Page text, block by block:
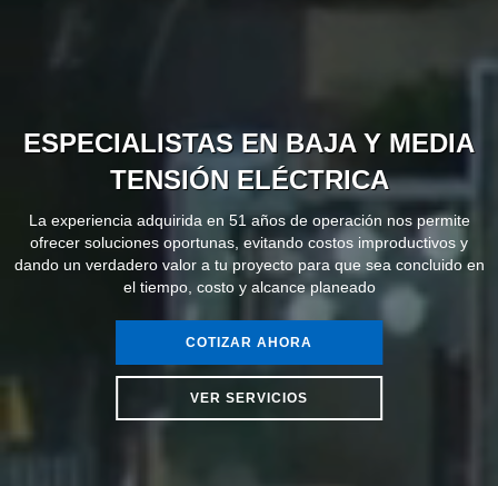
ESPECIALISTAS EN BAJA Y MEDIA
TENSIÓN ELÉCTRICA
La experiencia adquirida en 51 años de operación nos permite
ofrecer soluciones oportunas, evitando costos improductivos y
dando un verdadero valor a tu proyecto para que sea concluido en
el tiempo, costo y alcance planeado
COTIZAR AHORA
VER SERVICIOS